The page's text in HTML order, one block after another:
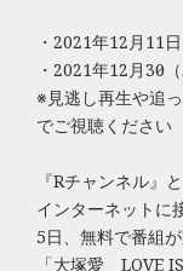
・2021年12月11
・2021年12月30日
※見逃し再生や追
でご視聴ください
『Rチャンネル』
インターネットに
5日、無料で番組
「大塚愛 LOVE